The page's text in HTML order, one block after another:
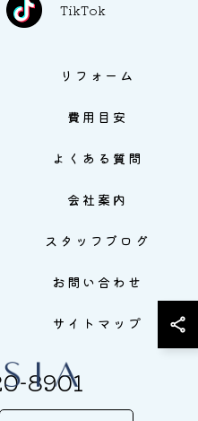
8901
TikTok
リフォーム
費用目安
よくある質問
会社案内
スタッフブログ
お問い合わせ
サイトマップ